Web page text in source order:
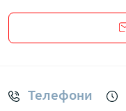
Телефони